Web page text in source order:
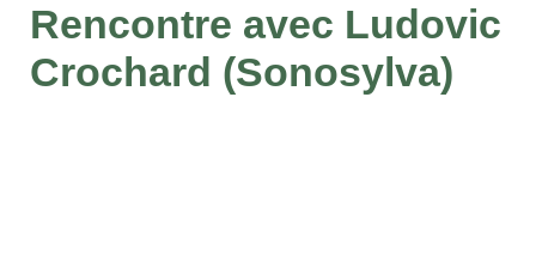
Rencontre avec Ludovic
Crochard (Sonosylva)